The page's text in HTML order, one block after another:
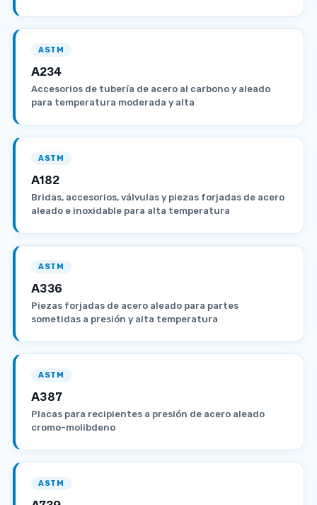
ASTM
A234
Accesorios de tubería de acero al carbono y aleado
para temperatura moderada y alta
ASTM
A182
Bridas, accesorios, válvulas y piezas forjadas de acero
aleado e inoxidable para alta temperatura
ASTM
A336
Piezas forjadas de acero aleado para partes
sometidas a presión y alta temperatura
ASTM
A387
Placas para recipientes a presión de acero aleado
cromo-molibdeno
ASTM